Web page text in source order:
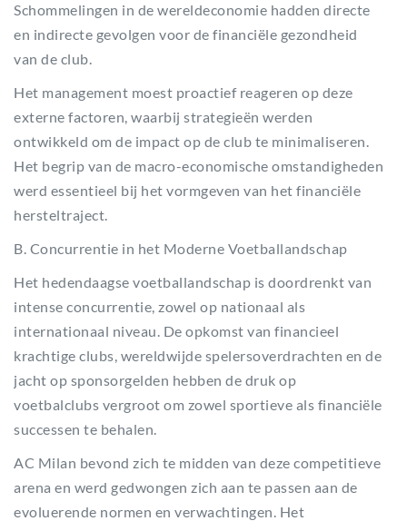
Schommelingen in de wereldeconomie hadden directe
en indirecte gevolgen voor de financiële gezondheid
van de club.
Het management moest proactief reageren op deze
externe factoren, waarbij strategieën werden
ontwikkeld om de impact op de club te minimaliseren.
Het begrip van de macro-economische omstandigheden
werd essentieel bij het vormgeven van het financiële
hersteltraject.
B. Concurrentie in het Moderne Voetballandschap
Het hedendaagse voetballandschap is doordrenkt van
intense concurrentie, zowel op nationaal als
internationaal niveau. De opkomst van financieel
krachtige clubs, wereldwijde spelersoverdrachten en de
jacht op sponsorgelden hebben de druk op
voetbalclubs vergroot om zowel sportieve als financiële
successen te behalen.
AC Milan bevond zich te midden van deze competitieve
arena en werd gedwongen zich aan te passen aan de
evoluerende normen en verwachtingen. Het